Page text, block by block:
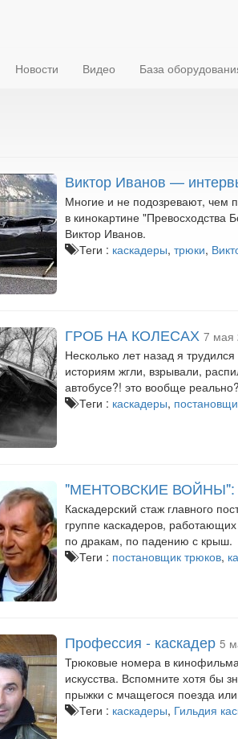
Новости Видео База
Виктор Иванов —
Многие и не подозревают, чем
в кинокартине "Превосходства
Виктор Иванов.
Теги : каскадеры, трюки,
ГРОБ НА КОЛЕСАХ 7 мая
Несколько лет назад я
историям жгли, взрывали,
автобусе?! это вообще
Теги : каскадеры,
"МЕНТОВСКИЕ ВОЙНЫ":
Каскадерский стаж главного
группе каскадеров,
по дракам, по падению с крыш.
Теги : постановщик трюков,
Профессия - каскадер 5
Трюковые номера в
искусства. Вспомните хотя бы
прыжки с мчащегося поезда
Теги : каскадеры, Гильдия